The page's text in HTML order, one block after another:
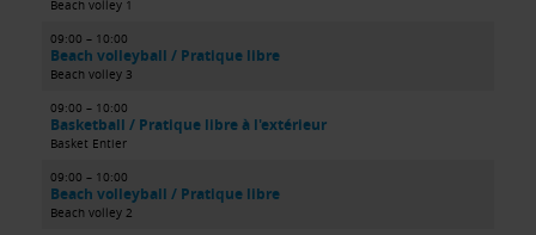
Beach volley 1
09:00 – 10:00
Beach volleyball / Pratique libre
Beach volley 3
09:00 – 10:00
Basketball / Pratique libre à l'extérieur
Basket Entier
09:00 – 10:00
Beach volleyball / Pratique libre
Beach volley 2